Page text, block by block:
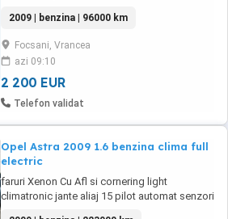
ofer fiscal pe loc și toate documentele sunt la
zi.Detalii tehnice:Motor: 1.4 Twinport
(Benzină)Putere: 90 CP Rulaj: 96000km reali
Cutie de viteze: Manuală, 5+1 ...
2009 | benzina | 96000 km
Focsani, Vrancea
azi 09:10
2 200 EUR
Telefon validat
Opel Astra 2009 1.6 benzina clima full
electric
faruri Xenon Cu Afl si cornering light
climatronic jante aliaj 15 pilot automat senzori